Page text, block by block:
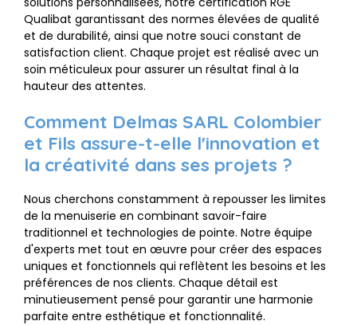
Qualibat garantissant des normes élevées de qualité
et de durabilité, ainsi que notre souci constant de
satisfaction client. Chaque projet est réalisé avec un
soin méticuleux pour assurer un résultat final à la
hauteur des attentes.
Comment Delmas SARL Colombier
et Fils assure-t-elle l'innovation et
la créativité dans ses projets ?
Nous cherchons constamment à repousser les limites
de la menuiserie en combinant savoir-faire
traditionnel et technologies de pointe. Notre équipe
d'experts met tout en œuvre pour créer des espaces
uniques et fonctionnels qui reflètent les besoins et les
préférences de nos clients. Chaque détail est
minutieusement pensé pour garantir une harmonie
parfaite entre esthétique et fonctionnalité.